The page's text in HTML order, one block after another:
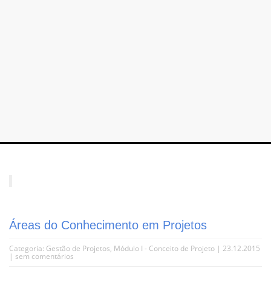
Áreas do Conhecimento em Projetos
Categoria: Gestão de Projetos, Módulo I - Conceito de Projeto | 23.12.2015
| sem comentários